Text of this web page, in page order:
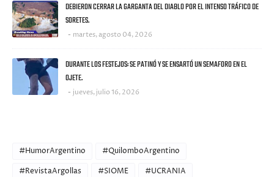
DEBIERON CERRAR LA GARGANTA DEL DIABLO POR EL INTENSO TRÁFICO DE
SORETES.
martes, agosto 04, 2026
DURANTE LOS FESTEJOS: SE PATINÓ Y SE ENSARTÓ UN SEMAFORO EN EL
OJETE.
jueves, julio 16, 2026
#HumorArgentino
#QuilomboArgentino
#RevistaArgollas
#SIOME
#UCRANIA